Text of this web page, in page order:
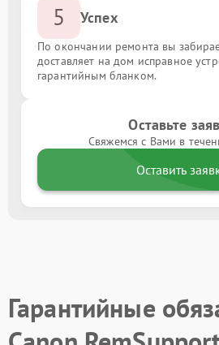
5 Успех
По окончании ремонта вы
доставляет на дом исправное
гарантийным бланком.
Оставьте
Свяжемся с Вами в
Оставить
Гарантийные